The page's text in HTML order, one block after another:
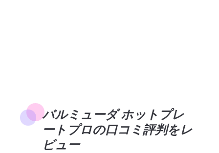
バルミューダ ホットプレ
ートプロの口コミ評判をレ
ビュー